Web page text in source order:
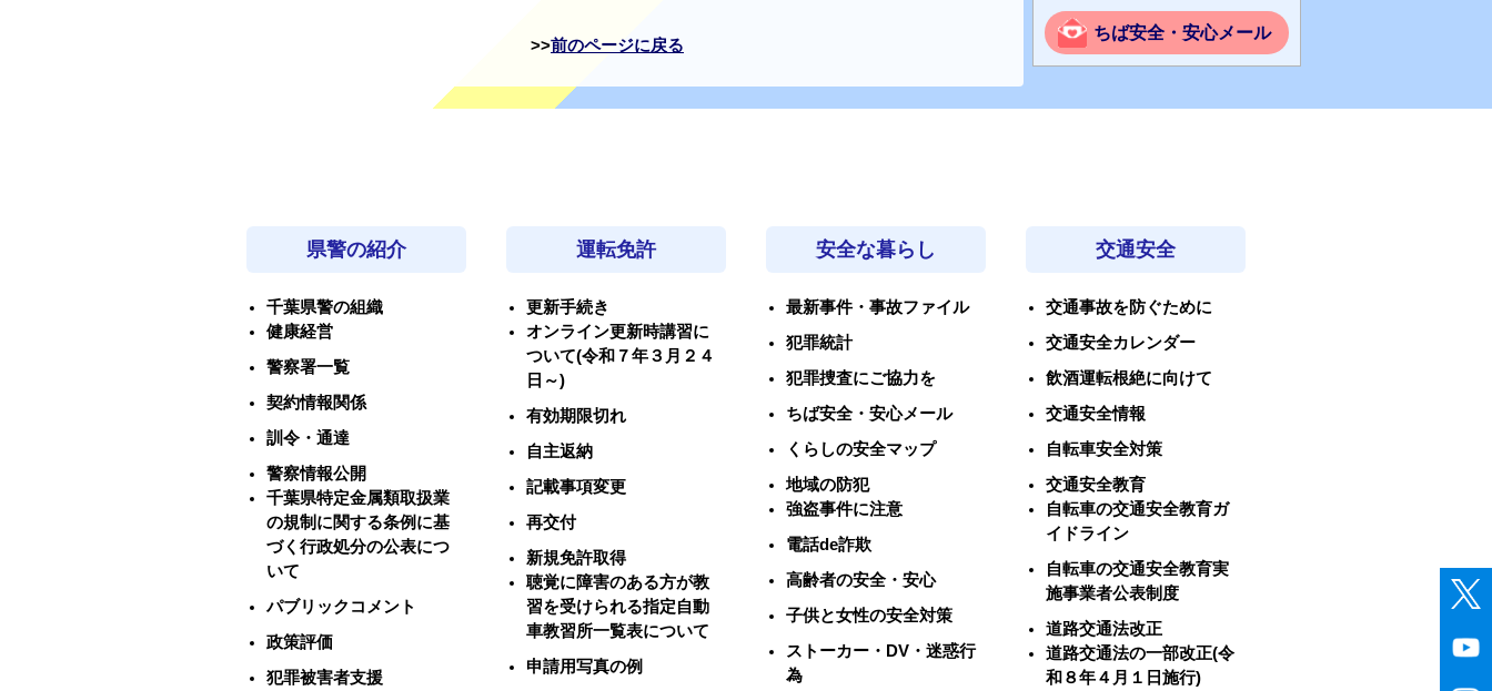
前のページに戻る
ちば安全・安心メール
県警の紹介
千葉県警の組織
健康経営
警察署一覧
契約情報関係
訓令・通達
警察情報公開
千葉県特定金属類取扱業
の規制に関する条例に基
づく行政処分の公表につ
いて
パブリックコメント
政策評価
犯罪被害者支援
運転免許
更新手続き
オンライン更新時講習に
ついて(令和７年３月２４
日～)
有効期限切れ
自主返納
記載事項変更
再交付
新規免許取得
聴覚に障害のある方が教
習を受けられる指定自動
車教習所一覧表について
申請用写真の例
安全な暮らし
最新事件・事故ファイル
犯罪統計
犯罪捜査にご協力を
ちば安全・安心メール
くらしの安全マップ
地域の防犯
強盗事件に注意
電話de詐欺
高齢者の安全・安心
子供と女性の安全対策
ストーカー・DV・迷惑行
為
交通安全
交通事故を防ぐために
交通安全カレンダー
飲酒運転根絶に向けて
交通安全情報
自転車安全対策
交通安全教育
自転車の交通安全教育ガ
イドライン
自転車の交通安全教育実
施事業者公表制度
道路交通法改正
道路交通法の一部改正(令
和８年４月１日施行)